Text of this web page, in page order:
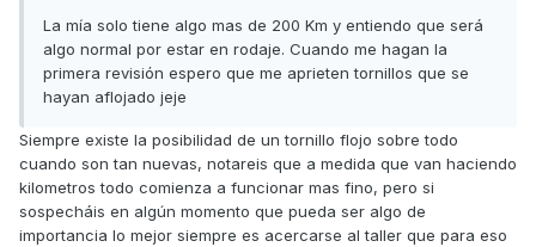
La mía solo tiene algo mas de 200 Km y entiendo que será
algo normal por estar en rodaje. Cuando me hagan la
primera revisión espero que me aprieten tornillos que se
hayan aflojado jeje
Siempre existe la posibilidad de un tornillo flojo sobre todo
cuando son tan nuevas, notareis que a medida que van haciendo
kilometros todo comienza a funcionar mas fino, pero si
sospecháis en algún momento que pueda ser algo de
importancia lo mejor siempre es acercarse al taller que para eso